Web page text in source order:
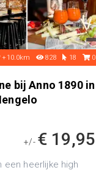
+10.0km 828 18 0
bij Anno 1890 in
+/- € 19,95
een heerlijke high